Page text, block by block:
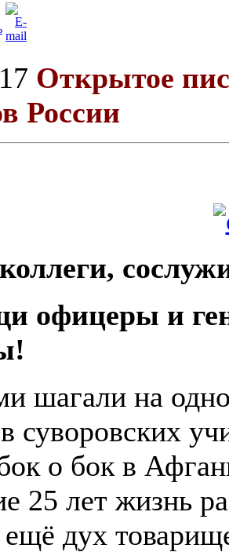
Открытое
России
офицеры и
шагали на
суворовских
о бок в
25 лет жизнь
ещё дух